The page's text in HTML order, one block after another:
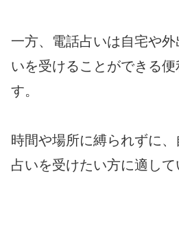
一方、電話占いは自宅や
いを受けることができる
す。
時間や場所に縛られずに
占いを受けたい方に適して